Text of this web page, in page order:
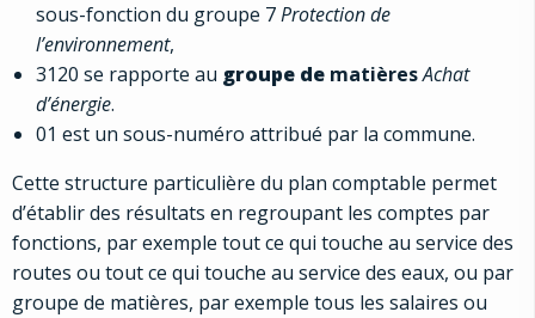
sous-fonction du groupe 7Protection de
l’environnement,
3120 se rapporte au groupe de matièresAchat
d’énergie.
01 est un sous-numéro attribué par la commune.
Cette structure particulière du plan comptable permet
d’établir des résultats en regroupant les comptes par
fonctions, par exemple tout ce qui touche au service des
routes ou tout ce qui touche au service des eaux, ou par
groupe de matières, par exemple tous les salaires ou